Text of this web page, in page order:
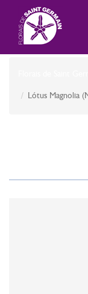
Lótus Magnolia